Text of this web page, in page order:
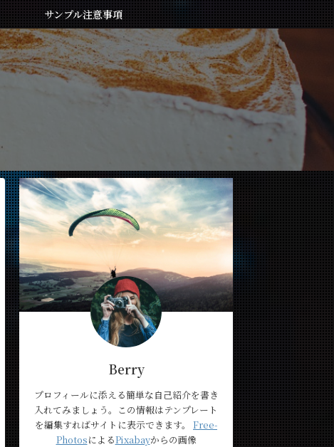
サンプル注意事項
Berry
プロフィールに添える簡単な自己紹介を書き
入れてみましょう。この情報はテンプレート
を編集すればサイトに表示できます。 Free-
PhotosによるPixabayからの画像